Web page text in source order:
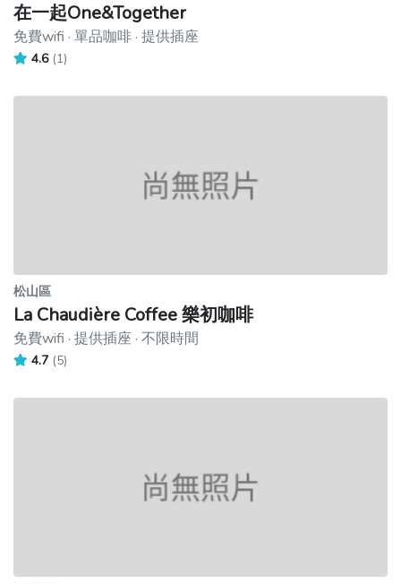
在一起One&Together
免費wifi · 單品咖啡 · 提供插座
4.6 (1)
松山區
La Chaudière Coffee 樂初咖啡
免費wifi · 提供插座 · 不限時間
4.7 (5)